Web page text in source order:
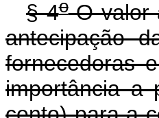
§ 4oO valor
antecipação
fornecedoras
importância a